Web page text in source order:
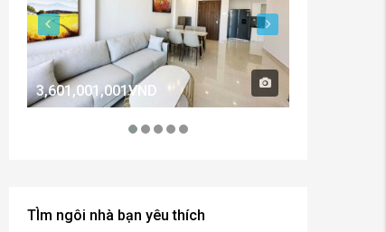
3,601,001,001VND
TÌm ngôi nhà bạn yêu thích